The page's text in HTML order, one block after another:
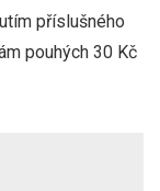
příslušného
pouhých 30 Kč